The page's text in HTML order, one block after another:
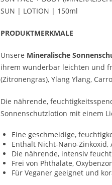
SUN | LOTION | 150ml
PRODUKTMERKMALE
Unsere Mineralische
ihrem wunderbar leichten und
(Zitronengras), Ylang Ylang,
Die nährende,
Sonnenschutzlotion mit einem
Eine geschmeidige,
Enthält Nicht-Nano-Zinkoxid,
Die nährende, intensiv
Frei von Phthalate,
Für Veganer geeignet und